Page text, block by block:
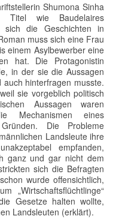
Shumona Sinha
Titel wie Baudelaires
sich die Geschichten in
muss sich eine Frau
einem Asylbewerber eine
hat. Die Protagonistin
in der sie die Aussagen
hinterfragen musste.
sie vorgeblich politisch
Aussagen waren
Mechanismen eines
Die Probleme
Landsleute ihre
empfanden,
ganz und gar nicht dem
sich die Befragten
wurde offensichtlich,
„Wirtschaftsflüchtlinge“
Gesetze halten wollte,
Landsleuten (erklärt).